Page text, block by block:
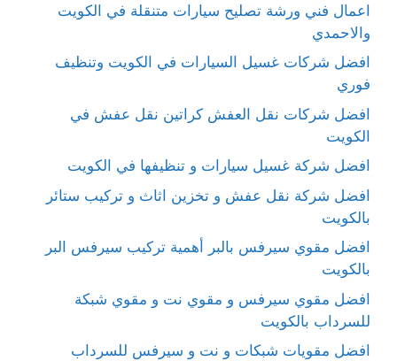
اعمال فني ورشة تصليح سيارات متنقلة في الكويت
والاحمدي
افضل شركات غسيل السيارات في الكويت وتنظيف
فوري
افضل شركات نقل العفش كراتين نقل عفش في
الكويت
افضل شركة غسيل سيارات و تنظيفها في الكويت
افضل شركة نقل عفش و تخزين اثاث و تركيب ستائر
بالكويت
افضل مقوي سيرفس بالبر أهمية تركيب سيرفس البر
بالكويت
افضل مقوي سيرفس و مقوي نت و مقوي شبكة
للسرداب بالكويت
افضل مقويات شبكات و نت و سيرفس للسرداب